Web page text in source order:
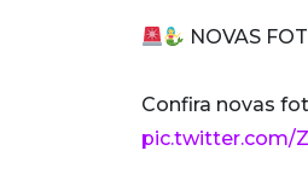
NOVAS
Confira novas
pic.twitter.com/